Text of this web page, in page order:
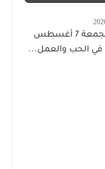
أبراج اليوم الجمعة 7 أغسطس